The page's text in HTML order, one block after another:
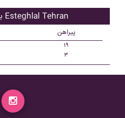
بازیکن ذحیره Esteghlal Tehran
پیراهن
۱۹
۳